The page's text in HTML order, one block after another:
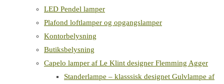
LED Pendel lamper
Plafond loftlamper og opgangslamper
Kontorbelysning
Butiksbelysning
Capelo lamper af Le Klint designer Flemming Agger
Standerlampe – klasssisk designet Gulvlampe af